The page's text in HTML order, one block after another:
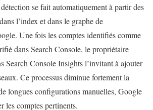
se fait automatiquement à partir des
l’index et dans le graphe de
Une fois les comptes identifiés comme
dans Search Console, le propriétaire
Search Console Insights l’invitant à ajouter
Ce processus diminue fortement la
longues configurations manuelles, Google
les comptes pertinents.